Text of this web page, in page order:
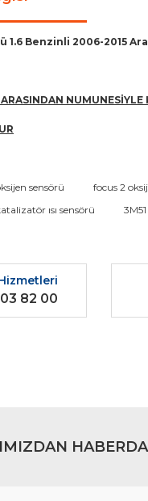
Benzinli 2006-2015
resim, ürün
eksik bilgiler bulunuyor.
bulunuyor.
sensörü focus 2
ısı sensörü
82 00